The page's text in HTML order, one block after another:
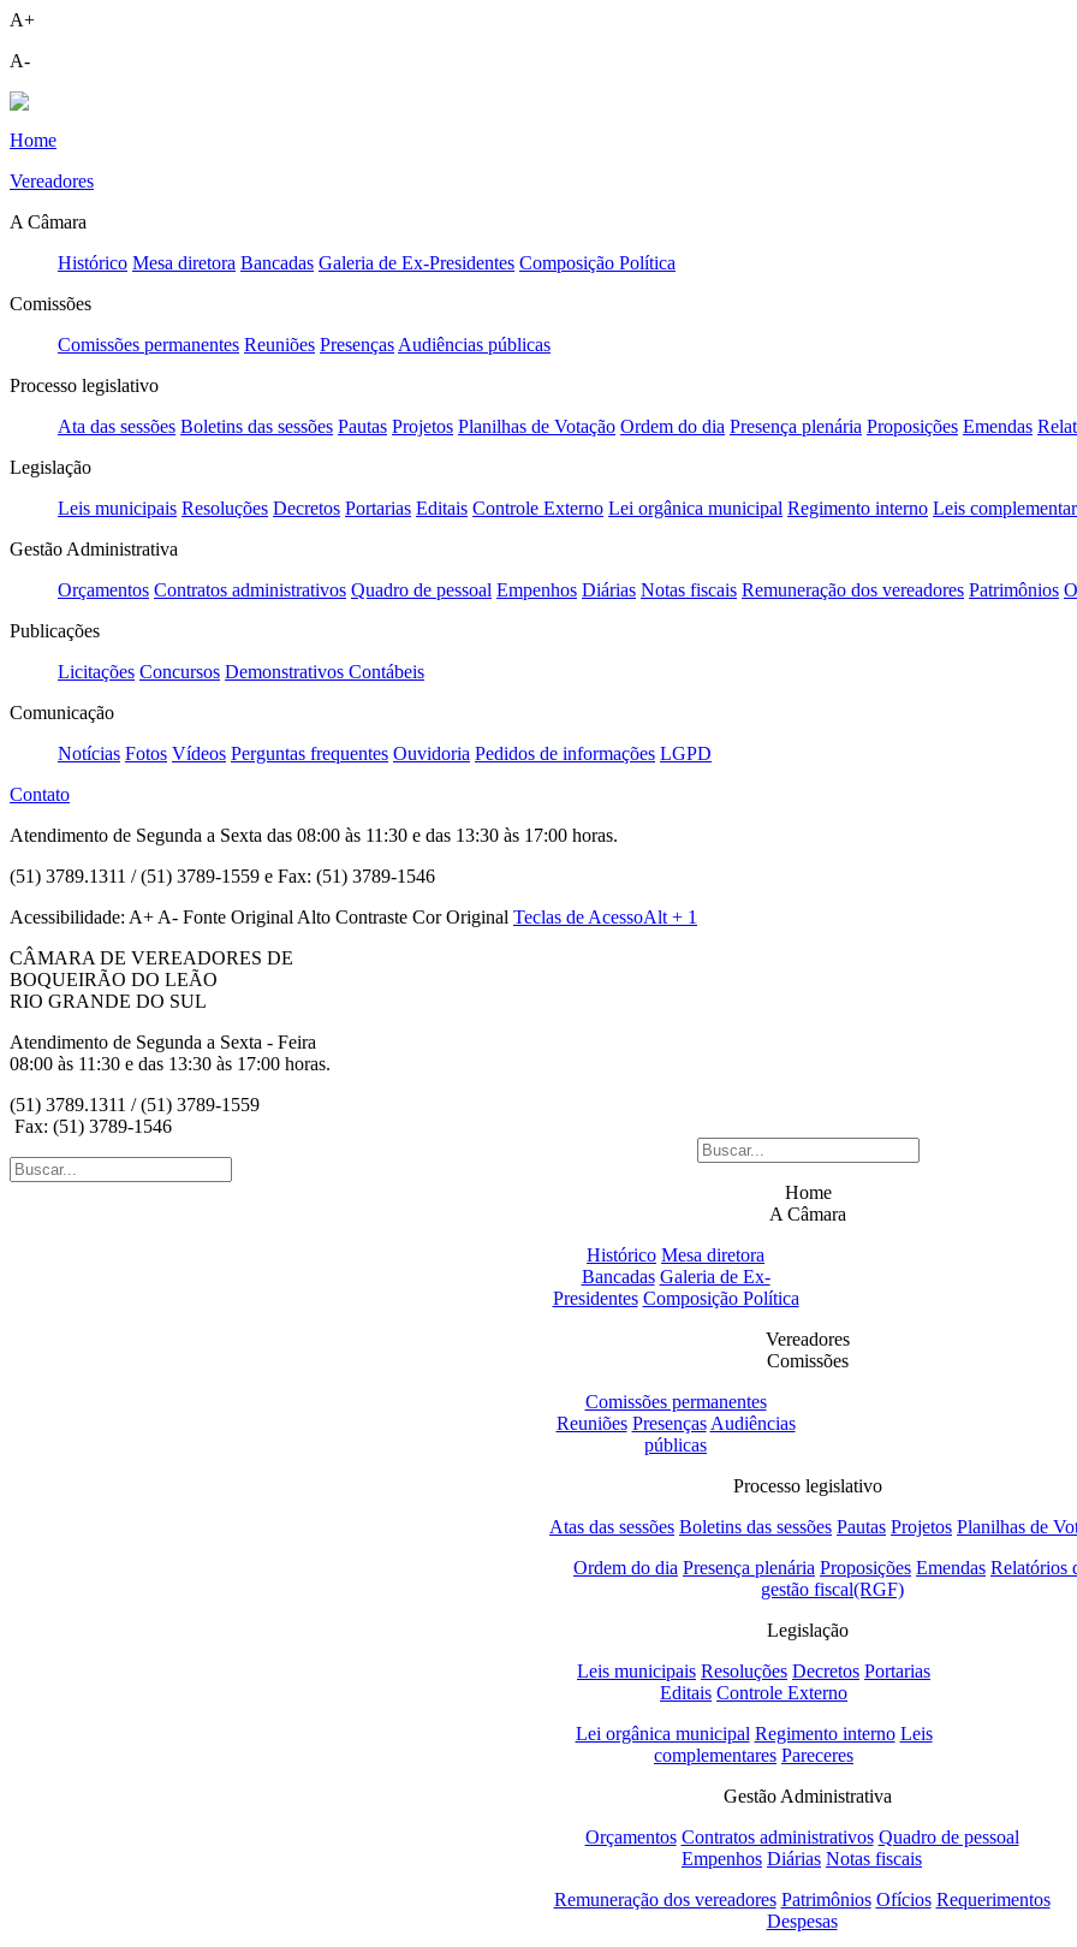
A+
A-
Home
Vereadores
A Câmara
Histórico Mesa diretora Bancadas Galeria de Ex-Presidentes Composição Política
Comissões
Comissões permanentes Reuniões Presenças Audiências públicas
Processo legislativo
Ata das sessões Boletins das sessões Pautas Projetos Planilhas de Votação Ordem do dia Presença plenária Proposições Emendas
Legislação
Leis municipais Resoluções Decretos Portarias Editais Controle Externo Lei orgânica municipal Regimento interno Leis
Gestão Administrativa
Orçamentos Contratos administrativos Quadro de pessoal Empenhos Diárias Notas fiscais Remuneração dos vereadores Patrimônios
Publicações
Licitações Concursos Demonstrativos Contábeis
Comunicação
Notícias Fotos Vídeos Perguntas frequentes Ouvidoria Pedidos de informações LGPD
Contato
Atendimento de Segunda a Sexta das 08:00 às 11:30 e das 13:30 às 17:00 horas.
(51) 3789.1311 / (51) 3789-1559 e Fax: (51) 3789-1546
Acessibilidade: A+ A- Fonte Original Alto Contraste Cor Original Teclas de AcessoAlt + 1
CÂMARA DE VEREADORES DE
BOQUEIRÃO DO LEÃO
RIO GRANDE DO SUL
Atendimento de Segunda a Sexta - Feira
08:00 às 11:30 e das 13:30 às 17:00 horas.
(51) 3789.1311 / (51) 3789-1559
Fax: (51) 3789-1546
Home
A Câmara
Histórico Mesa diretora
Bancadas Galeria de Ex-
Presidentes Composição Política
Vereadores
Comissões
Comissões permanentes
Reuniões Presenças Audiências
públicas
Processo legislativo
Atas das sessões Boletins das sessões Pautas Projetos Planilhas de
Ordem do dia Presença plenária Proposições Emendas Relatórios
gestão fiscal(RGF)
Legislação
Leis municipais Resoluções Decretos Portarias
Editais Controle Externo
Lei orgânica municipal Regimento interno Leis
complementares Pareceres
Gestão Administrativa
Orçamentos Contratos administrativos Quadro de pessoal
Empenhos Diárias Notas fiscais
Remuneração dos vereadores Patrimônios Ofícios Requerimentos
Despesas